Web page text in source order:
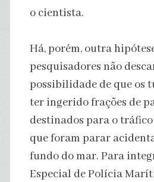
o cientista.
Há, porém, outra
pesquisadores não
possibilidade de que os
ter ingerido frações de
destinados para o
que foram parar
fundo do mar. Para
Especial de Polícia